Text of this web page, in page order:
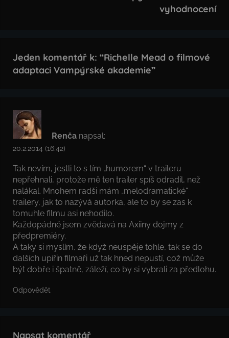
vyhodnocení
Jeden komentář k: “Richelle Mead o filmové
adaptaci Vampýrské akademie”
Renča napsal:
20.2.2014 (16.42)
Tak nevím, jestli to s tím „humorem“ v traileru
nepřehnali, protože mě ten trailer spíš odradil, než
nalákal. Mnohem radši mám „melodramatické“
trailery, jak to nazývá autorka, ale to by se zas k
tomuhle filmu asi nehodilo.
Každopádně jsem zvědavá na Axiiny dojmy z
předpremiéry.
A taky si myslím, že když neuspěje tohle, tak se do
dalších upířin filmaři už tak hned nepustí, což může
být dobře i špatně, záleží, co by si vybrali za předlohu.
Odpovědět
Napsat komentář